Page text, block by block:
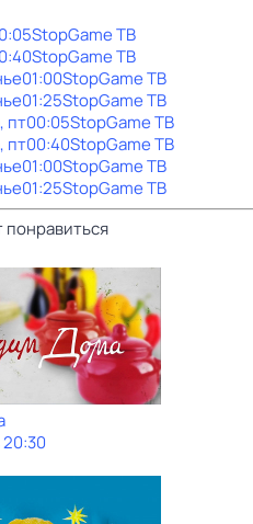
StopGame ТВ
StopGame ТВ
01:00StopGame ТВ
01:25StopGame ТВ
пт00:05StopGame ТВ
пт00:40StopGame ТВ
01:00StopGame ТВ
01:25StopGame ТВ